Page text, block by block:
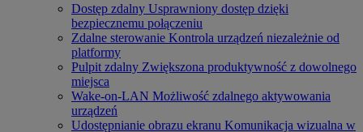
Dostęp zdalny Usprawniony dostęp dzięki
bezpiecznemu połączeniu
Zdalne sterowanie Kontrola urządzeń niezależnie od
platformy
Pulpit zdalny Zwiększona produktywność z dowolnego
miejsca
Wake-on-LAN Możliwość zdalnego aktywowania
urządzeń
Udostępnianie obrazu ekranu Komunikacja wizualna w